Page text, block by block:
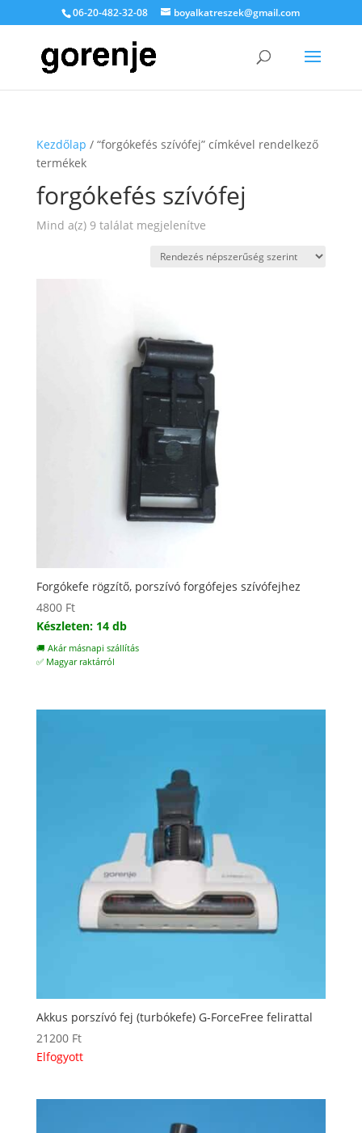
06-20-482-32-08 boyalkatreszek@gmail.com
Kezdőlap / “forgókefés szívófej” címkével rendelkező
termékek
forgókefés szívófej
Mind a(z) 9 találat megjelenítveSorted
popularity
Forgókefe rögzítő, porszívó forgófejes szívófejhez
4800 Ft
Készleten: 14 db
🚚 Akár másnapi szállítás
✅ Magyar raktárról
Akkus porszívó fej (turbókefe) G-ForceFree felirattal
21200 Ft
Elfogyott